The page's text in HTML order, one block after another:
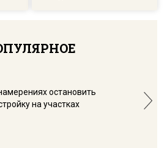
остановить
на участках